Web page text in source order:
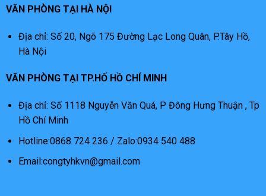
VĂN PHÒNG TẠI HÀ NỘI
Địa chỉ: Số 20, Ngõ 175 Đường Lạc Long Quân, P.Tây Hồ,
Hà Nội
VĂN PHÒNG TẠI TP.HỐ HỒ CHÍ MINH
Địa chỉ: Số 1118 Nguyễn Văn Quá, P Đông Hưng Thuận , Tp
Hồ Chí Minh
Hotline:0868 724 236 / Zalo:0934 540 488
Email:congtyhkvn@gmail.com